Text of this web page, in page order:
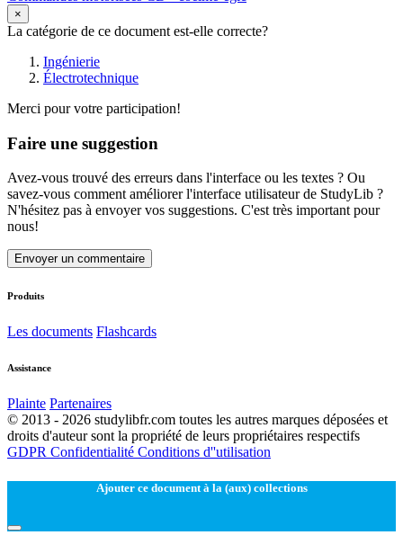
×
La catégorie de ce document est-elle correcte?
Ingénierie
Électrotechnique
Merci pour votre participation!
Faire une suggestion
Avez-vous trouvé des erreurs dans l'interface ou les textes ? Ou
savez-vous comment améliorer l'interface utilisateur de StudyLib ?
N'hésitez pas à envoyer vos suggestions. C'est très important pour
nous!
Envoyer un commentaire
Produits
Les documents Flashcards
Assistance
Plainte Partenaires
© 2013 - 2026 studylibfr.com toutes les autres marques déposées et
droits d'auteur sont la propriété de leurs propriétaires respectifs
GDPR Confidentialité Conditions d''utilisation
Ajouter ce document à la (aux) collections